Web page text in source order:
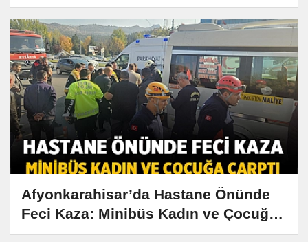
Afyonkarahisar’da Hastane Önünde
Feci Kaza: Minibüs Kadın ve Çocuğa
Çarptı